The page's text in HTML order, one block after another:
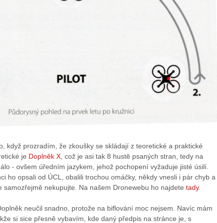
když prozradím, že zkoušky se skládají z teoretické a praktické
je Doplněk X , což je asi tak 8 hustě psaných stran, tedy na
- ovšem úředním jazykem, jehož pochopení vyžaduje jisté úsilí.
ho opsali od ÚCL, obalili trochou omáčky, někdy vnesli i pár chyb a
samozřejmě nekupujte. Na našem Dronewebu ho najdete tady.
neučil snadno, protože na biflování moc nejsem. Navíc mám
si sice přesně vybavím, kde daný předpis na stránce je, s